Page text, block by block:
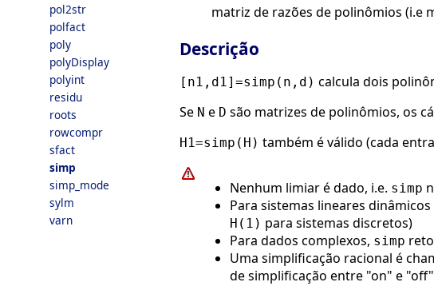
pol2str
polfact
poly
polyDisplay
polyint
residu
roots
rowcompr
sfact
simp
simp_mode
sylm
varn
matriz de razões de polinômios (i.e
Descrição
[n1,d1]=simp(n,d) calcula dois
Se N e D são matrizes de polinômios, os
H1=simp(H) também é válido (cada
Nenhum limiar é dado, i.e. simp
Para sistemas lineares
H(1) para sistemas discretos)
Para dados complexos, simp
Uma simplificação racional é
de simplificação entre "on" e